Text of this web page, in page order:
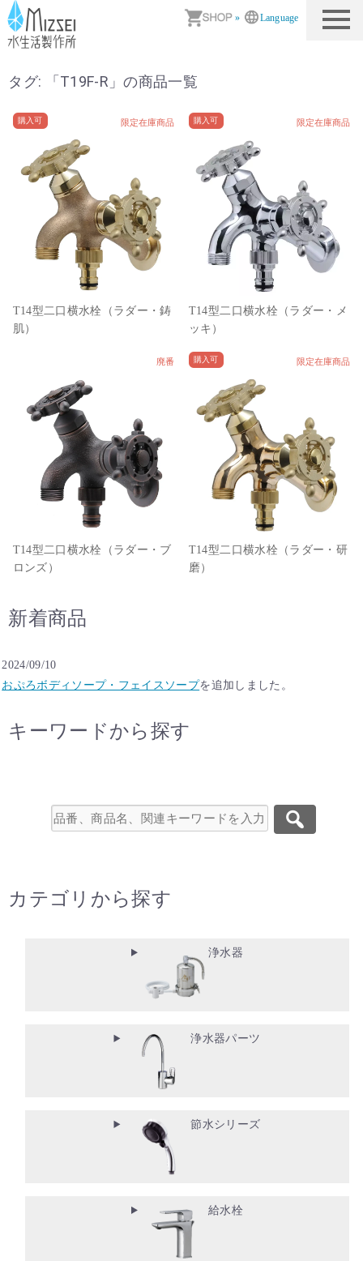
» Language
商品情報｜水生活製作所
タグ: 「 T19F-R 」の商品一覧
購入可 限定在庫商品
T14型二口横水栓（ラダー・鋳
肌）
購入可 限定在庫商品
T14型二口横水栓（ラダー・メ
ッキ）
廃番
T14型二口横水栓（ラダー・ブ
ロンズ）
購入可 限定在庫商品
T14型二口横水栓（ラダー・研
磨）
新着商品
2024/09/10
おぷろボディソープ・フェイスソープを追加しました。
キーワードから探す
カテゴリから探す
浄水器
浄水器パーツ
節水シリーズ
給水栓